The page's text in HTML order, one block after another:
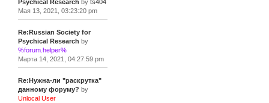
Psychical Research by ts404
Мая 13, 2021, 03:23:20 pm
Re:Russian Society for
Psychical Research by
%forum.helper%
Марта 14, 2021, 04:27:59 pm
Re:Нужна-ли "раскрутка"
данному форуму? by
Unlocal User